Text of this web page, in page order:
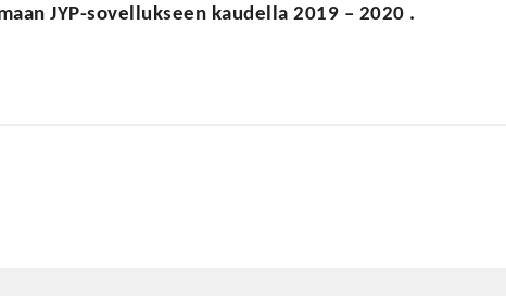
JYP-sovellukseen kaudella 2019 – 2020 .